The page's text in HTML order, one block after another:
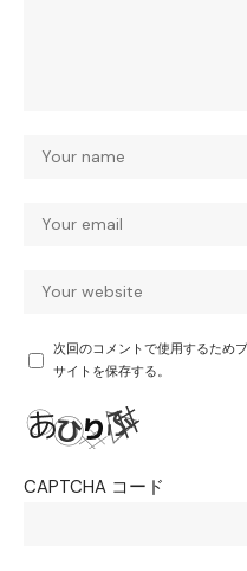
次回のコメントで使用するため
サイトを保存する。
CAPTCHA コード